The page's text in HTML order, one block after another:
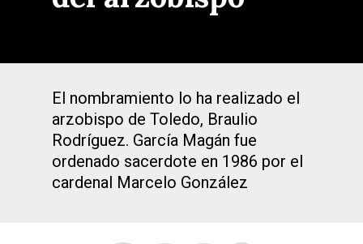
El nombramiento lo ha realizado el
arzobispo de Toledo, Braulio
Rodríguez. García Magán fue
ordenado sacerdote en 1986 por el
cardenal Marcelo González